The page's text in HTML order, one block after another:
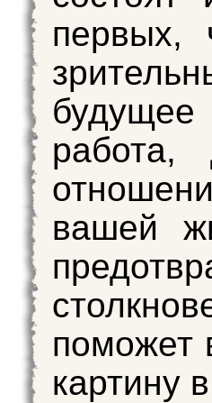
первых,
вашей
поможет
картину